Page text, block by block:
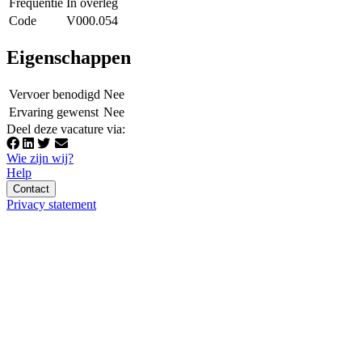
Frequentie In overleg
Code
V000.054
Eigenschappen
Vervoer benodigd Nee
Ervaring gewenst Nee
Deel deze vacature via:
Wie zijn wij?
Help
Contact
Privacy statement